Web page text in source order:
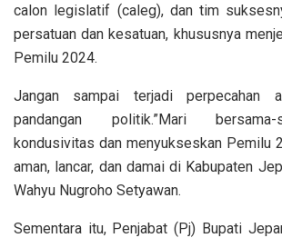
calon legislatif (caleg), dan tim
persatuan dan kesatuan, khususnya
Pemilu 2024.
Jangan sampai terjadi perpecahan
pandangan politik.”Mari
kondusivitas dan menyukseskan Pemilu
aman, lancar, dan damai di Kabupaten
Wahyu Nugroho Setyawan.
Sementara itu, Penjabat (Pj) Bupati